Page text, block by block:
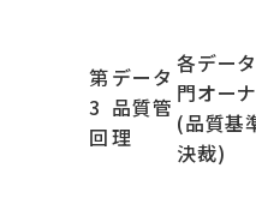
第
3
回
データ
品質管
理
各デー
門オー
(品質基
決裁)